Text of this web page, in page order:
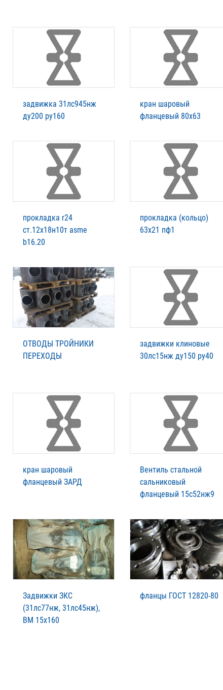
задвижка 31лс945нж
ду200 ру160
кран шаровый
фланцевый 80х63
прокладка r24
ст.12х18н10т asme
b16.20
прокладка (кольцо)
63х21 пф1
ОТВОДЫ ТРОЙНИКИ
ПЕРЕХОДЫ
задвижки клиновые
30лс15нж ду150 ру40
кран шаровый
фланцевый ЗАРД
Вентиль стальной
сальниковый
фланцевый 15с52нж9
Задвижки ЗКС
(31лс77нж, 31лс45нж),
ВМ 15х160
фланцы ГОСТ 12820-80